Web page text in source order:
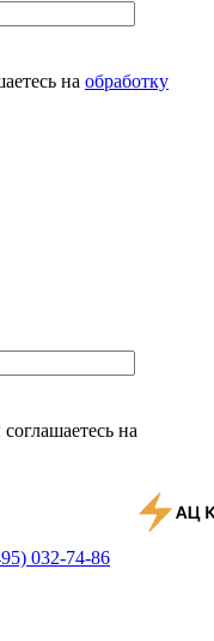
на обработку
на
032-74-86